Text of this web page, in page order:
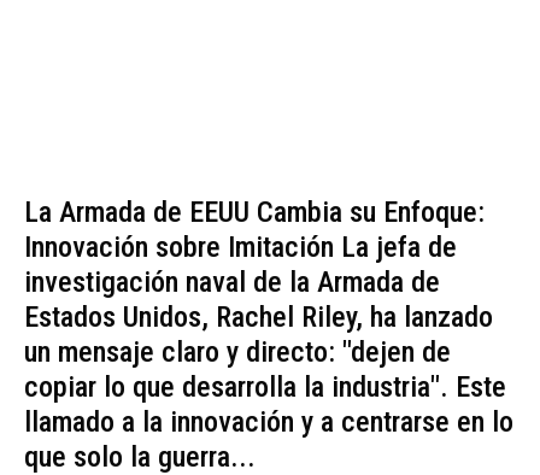
La Armada de EEUU Cambia su Enfoque:
Innovación sobre Imitación La jefa de
investigación naval de la Armada de
Estados Unidos, Rachel Riley, ha lanzado
un mensaje claro y directo: "dejen de
copiar lo que desarrolla la industria". Este
llamado a la innovación y a centrarse en lo
que solo la guerra...